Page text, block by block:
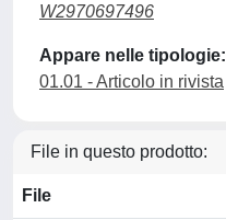
W2970697496
Appare nelle tipologie:
01.01 - Articolo in rivista
File in questo prodotto:
File